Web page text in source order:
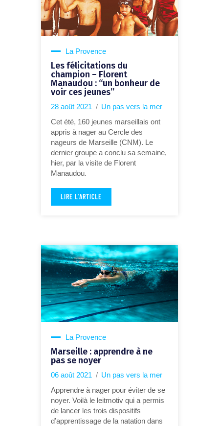
La Provence
Les félicitations du
champion – Florent
Manaudou : “un bonheur de
voir ces jeunes”
28 août 2021
Un pas vers la mer
Cet été, 160 jeunes marseillais ont
appris à nager au Cercle des
nageurs de Marseille (CNM). Le
dernier groupe a conclu sa semaine,
hier, par la visite de Florent
Manaudou.
LIRE L'ARTICLE
La Provence
Marseille : apprendre à ne
pas se noyer
06 août 2021
Un pas vers la mer
Apprendre à nager pour éviter de se
noyer. Voilà le leitmotiv qui a permis
de lancer les trois dispositifs
d’apprentissage de la natation dans